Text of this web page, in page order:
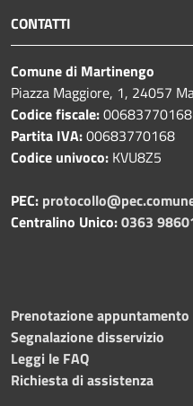
CONTATTI
Comune di Martinengo
Piazza Maggiore, 1, 24057
Codice fiscale:00683770168
Partita IVA:00683770168
Codice univoco: KVU8Z5
PEC:
Centralino Unico:0363
Prenotazione appuntamento
Segnalazione disservizio
Leggi le FAQ
Richiesta di assistenza